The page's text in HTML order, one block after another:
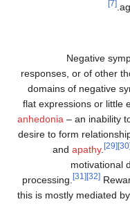
flat
desire
this is